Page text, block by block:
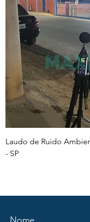
Laudo de Ruido
- SP